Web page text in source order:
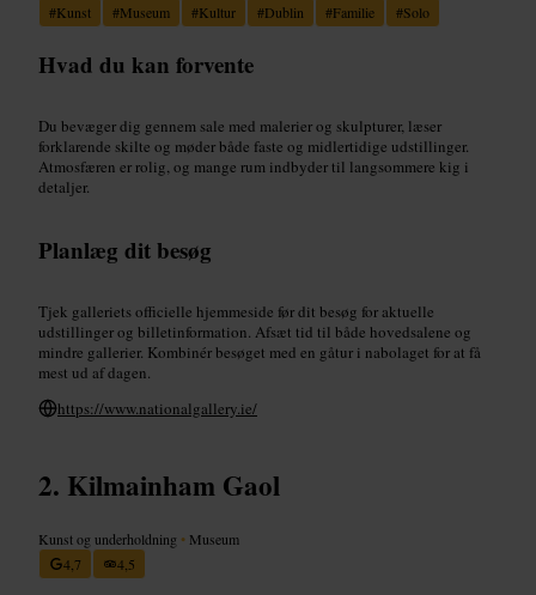
#Kunst #Museum #Kultur #Dublin #Familie #Solo
Hvad du kan forvente
Du bevæger dig gennem sale med malerier og skulpturer, læser
forklarende skilte og møder både faste og midlertidige udstillinger.
Atmosfæren er rolig, og mange rum indbyder til langsommere kig i
detaljer.
Planlæg dit besøg
Tjek galleriets officielle hjemmeside før dit besøg for aktuelle
udstillinger og billetinformation. Afsæt tid til både hovedsalene og
mindre gallerier. Kombinér besøget med en gåtur i nabolaget for at få
mest ud af dagen.
https://www.nationalgallery.ie/
Kilmainham Gaol
Kunst og underholdning • Museum
4,7
4,5